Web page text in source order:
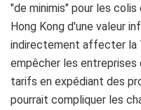
"de minimis" pour les
Hong Kong d'une valeur
indirectement affecter la
empêcher les entreprises
tarifs en expédiant des
pourrait compliquer les